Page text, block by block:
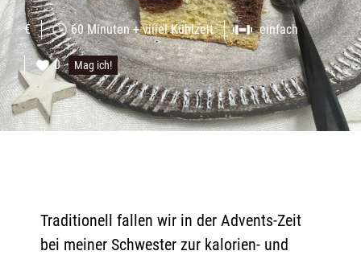
€ 60 Minuten + viiiel Kühlzeit einfach
0 Mag ich!
Traditionell fallen wir in der Advents-Zeit
bei meiner Schwester zur kalorien- und